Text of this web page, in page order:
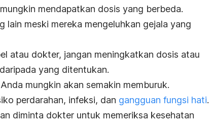
mendapatkan dosis yang berbeda.
lain meski mereka mengeluhkan gejala yang
atau dokter, jangan meningkatkan dosis atau
yang ditentukan.
mungkin akan semakin memburuk.
perdarahan, infeksi, dan gangguan fungsi hati.
diminta dokter untuk memeriksa kesehatan